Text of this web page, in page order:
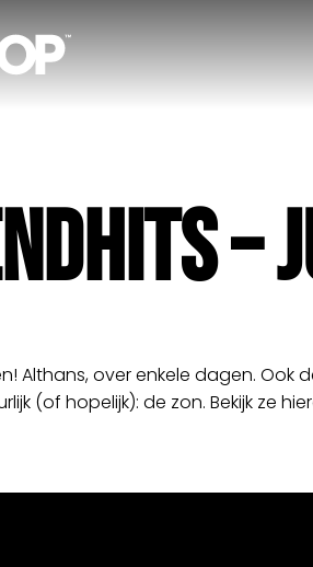
–
Althans, over enkele dagen.
(of hopelijk): de zon. Bekijk ze